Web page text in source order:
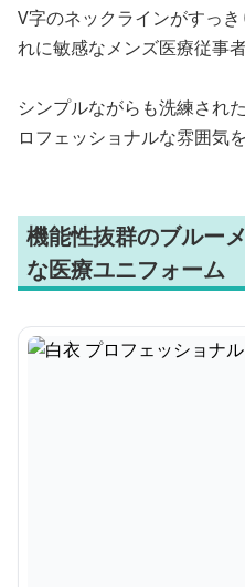
V字のネックラインがすっ
れに敏感なメンズ医療従事
シンプルながらも洗練され
ロフェッショナルな雰囲気
機能性抜群のブルー
な医療ユニフォーム